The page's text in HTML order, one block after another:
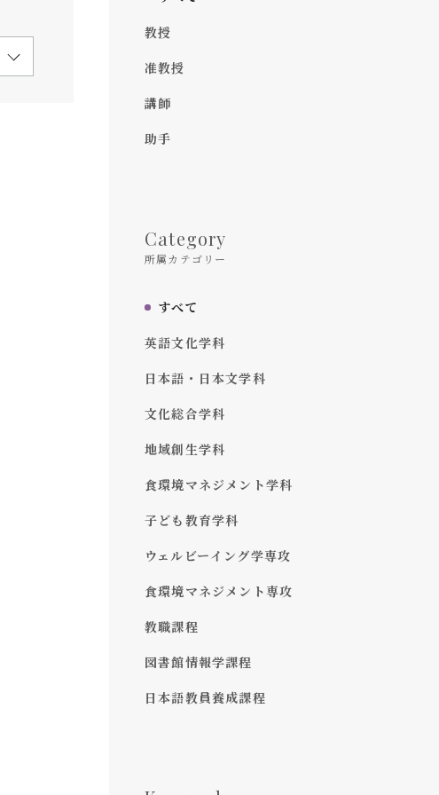
教授
准教授
講師
助手
Category
所属カテゴリー
すべて
英語文化学科
日本語・日本文学科
文化総合学科
地域創生学科
食環境マネジメント学科
子ども教育学科
ウェルビーイング学専攻
食環境マネジメント専攻
教職課程
図書館情報学課程
日本語教員養成課程